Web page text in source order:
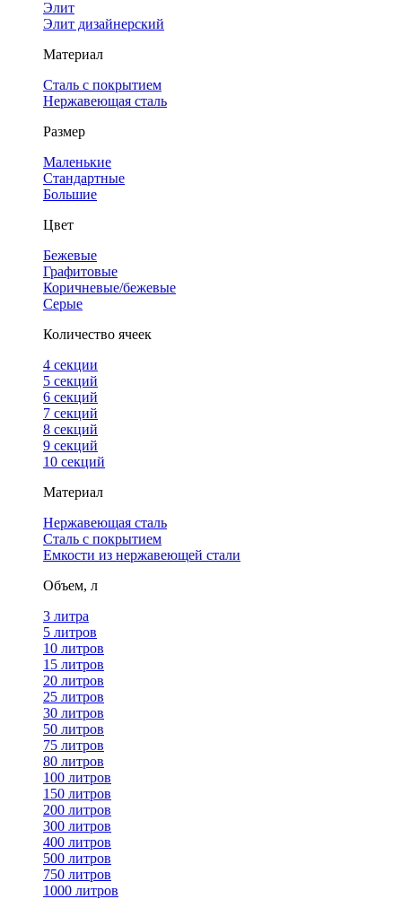
Элит
Элит дизайнерский
Материал
Сталь с покрытием
Нержавеющая сталь
Размер
Маленькие
Стандартные
Большие
Цвет
Бежевые
Графитовые
Коричневые/бежевые
Серые
Количество ячеек
4 cекции
5 секций
6 секций
7 секций
8 секций
9 секций
10 секций
Материал
Нержавеющая сталь
Сталь с покрытием
Емкости из нержавеющей стали
Объем, л
3 литра
5 литров
10 литров
15 литров
20 литров
25 литров
30 литров
50 литров
75 литров
80 литров
100 литров
150 литров
200 литров
300 литров
400 литров
500 литров
750 литров
1000 литров